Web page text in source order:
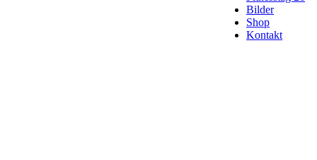
Bilder
Shop
Kontakt